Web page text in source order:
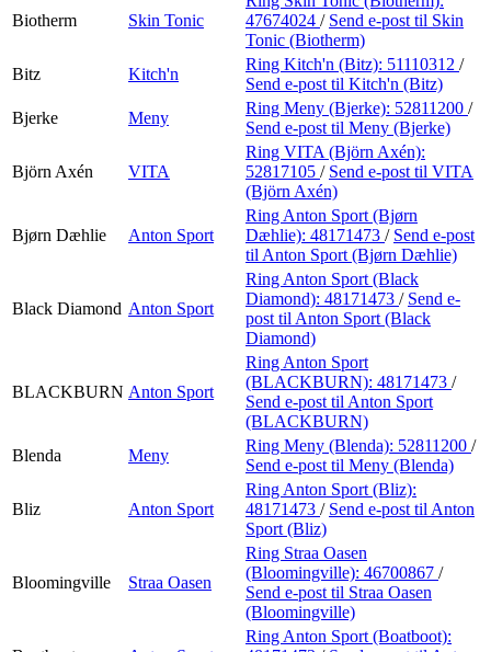
Biotherm Skin Tonic
47674024 / Send e-post til Skin
Tonic (Biotherm)
Bitz
Kitch'n
Ring Kitch'n (Bitz): 51110312 /
Send e-post til Kitch'n (Bitz)
Bjerke
Meny
Ring Meny (Bjerke): 52811200 /
Send e-post til Meny (Bjerke)
Björn Axén VITA
Ring VITA (Björn Axén):
52817105 / Send e-post til VITA
(Björn Axén)
Bjørn Dæhlie Anton Sport
Ring Anton Sport (Bjørn
Dæhlie): 48171473 / Send e-post
til Anton Sport (Bjørn Dæhlie)
Black Diamond Anton Sport
Ring Anton Sport (Black
Diamond): 48171473 / Send e-
post til Anton Sport (Black
Diamond)
BLACKBURN Anton Sport
Ring Anton Sport
(BLACKBURN): 48171473 /
Send e-post til Anton Sport
(BLACKBURN)
Blenda
Meny
Ring Meny (Blenda): 52811200 /
Send e-post til Meny (Blenda)
Bliz Anton Sport
Ring Anton Sport (Bliz):
48171473 / Send e-post til Anton
Sport (Bliz)
Bloomingville Straa Oasen
Ring Straa Oasen
(Bloomingville): 46700867 /
Send e-post til Straa Oasen
(Bloomingville)
Ring Anton Sport (Boatboot):